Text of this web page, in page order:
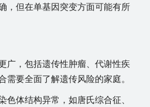
，但在单基因突变方面可能有所
广，包括遗传性肿瘤、代谢性疾
需要全面了解遗传风险的家庭。
色体结构异常，如唐氏综合征、